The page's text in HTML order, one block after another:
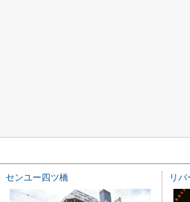
センユー四ツ橋 リ